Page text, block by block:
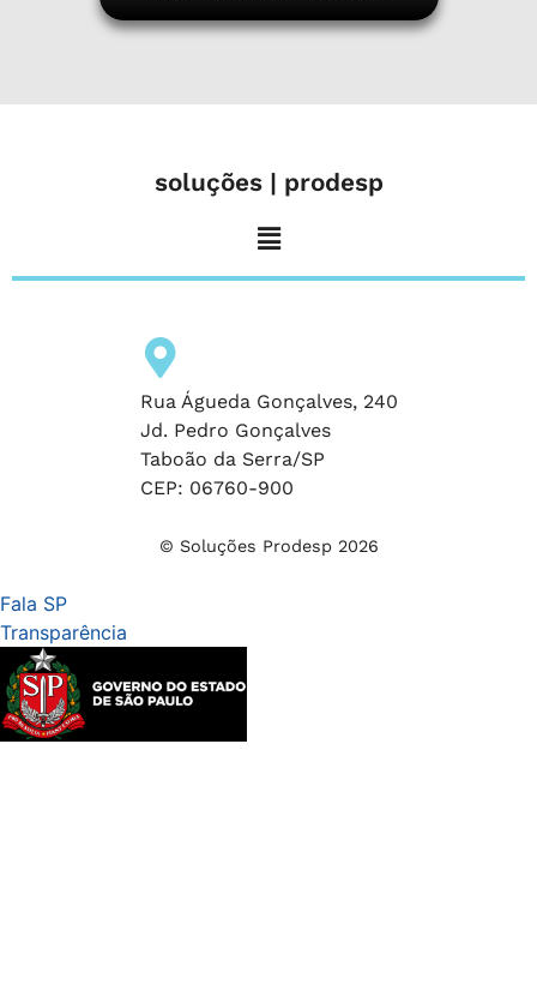
soluções | prodesp
Rua Águeda Gonçalves, 240
Jd. Pedro Gonçalves
Taboão da Serra/SP
CEP: 06760-900
© Soluções Prodesp 2026
Fala SP
Transparência